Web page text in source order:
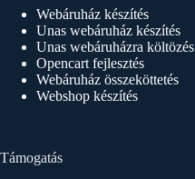
Webáruház készítés
Unas webáruház készítés
Unas webáruházra költözés
Opencart fejlesztés
Webáruház összeköttetés
Webshop készítés
Támogatás